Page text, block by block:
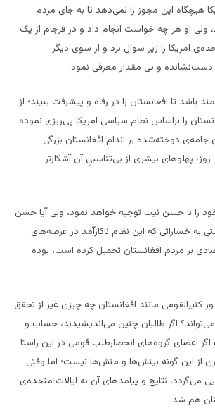
هیچگاه این مجوز را نمی‌دهد تا به جای مردم
ولی او هر چه خواست انجام داد و در فرجام از یک
امریکا را زیر سوال برد و از سوی دیگر
دست‌نشانده و بی مقدار معرفی نمود.
باشد تا افغانستان را در رفاه و پیشرفت ببیند؛ از
را براساس نظام سیاسی امریکا پی‌ریزی نموده
جامه‌ی دوخته‌شده بر اندام افغانستان بزرگی
پهلوهای بیشری از بی‌تناسبیِ آن آشکارتر
خود را با حسن نیت توجیه خواهد نمود، ولی آیا حسن
به خساراتی که این نظام ناکارآمد در عرصه‌های
بر مردم افغانستان تحمیل کرده است، بوده
کثیرالقومی مانند افغانستان چه چیزی غیر از تحقق
اگر طالبان چنین می‌اندیشیدند، حساب و
اعضای گروه‌های انحصارطلب قومی در این راستا
از این گونه بینش‌ها و منش‌ها نیست؛ اما وقتی
می‌گردد، نتایج و پیامدهای آن به ایالات متحده‌ی
هم شد.